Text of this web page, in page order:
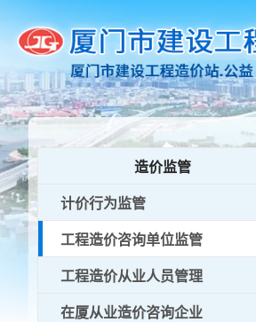
造价监管
计价行为监管
工程造价咨询单位监管
工程造价从业人员管理
在厦从业造价咨询企业